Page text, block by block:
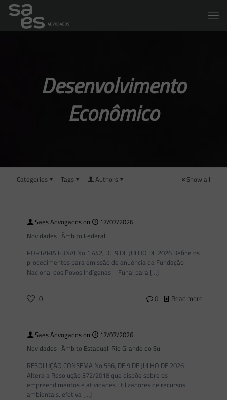
Desenvolvimento
Econômico
Categories Tags Authors Show all
Saes Advogadoson
17/07/2026
Novidades | Âmbito Federal
PORTARIA FUNAI No 1.442, DE 9 DE JULHO DE 2026 Define os
procedimentos para emissão de anuência da Fundação
Nacional dos Povos Indígenas – Funai para […]
0 0 Read more
Saes Advogadoson
17/07/2026
Novidades | Âmbito Estadual: Rio Grande do Sul
RESOLUÇÃO CONSEMA No 556, DE 9 DE JULHO DE 2026
Altera a Resolução 372/2018 que dispõe sobre os
empreendimentos e atividades utilizadores de recursos
ambientais, efetiva […]